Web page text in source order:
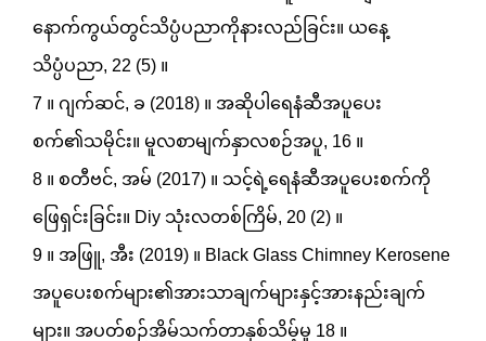
နောက်ကွယ်တွင်သိပ္ပံပညာကိုနားလည်ခြင်း။ ယနေ့
သိပ္ပံပညာ, 22 (5) ။
7 ။ ဂျက်ဆင်, ခ (2018) ။ အဆိုပါရေနံဆီအပူပေး
စက်၏သမိုင်း။ မူလစာမျက်နှာလစဉ်အပူ, 16 ။
8 ။ စတီဗင်, အမ် (2017) ။ သင့်ရဲ့ရေနံဆီအပူပေးစက်ကို
ဖြေရှင်းခြင်း။ Diy သုံးလတစ်ကြိမ်, 20 (2) ။
9 ။ အဖြူ, အီး (2019) ။ Black Glass Chimney Kerosene
အပူပေးစက်များ၏အားသာချက်များနှင့်အားနည်းချက်
များ။ အပတ်စဉ်အိမ်သက်တာနှစ်သိမ့်မှု 18 ။